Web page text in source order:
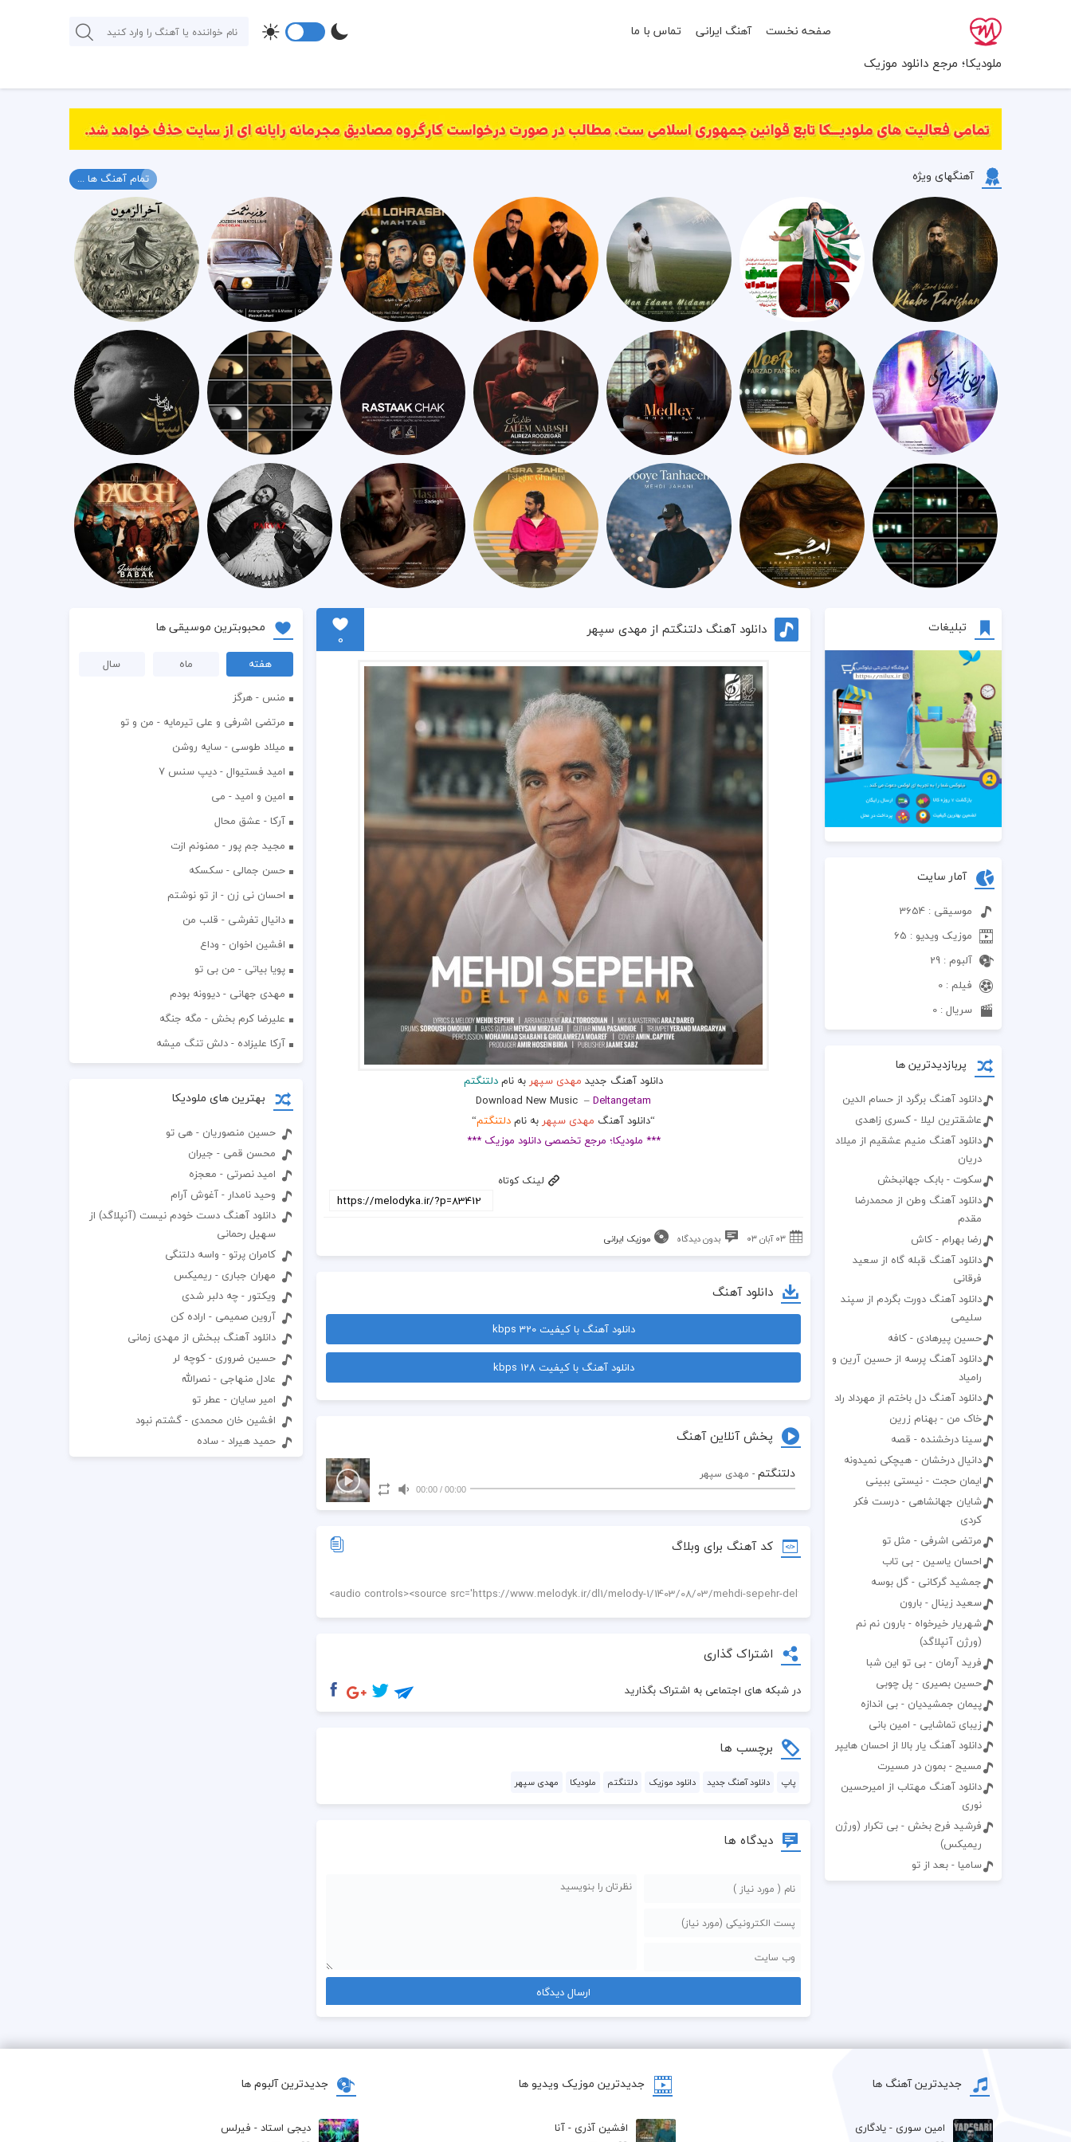
ملودیکا؛ مرجع دانلود موزیک
صفحه نخست آهنگ ایرانی تماس با ما
آهنگهای ویژه تمام آهنگ ها ...
تبلیغات
آمار سایت
موسیقی : 3654
موزیک ویدیو : 65
آلبوم : 29
فیلم : 0
سریال : 0
پربازدیدترین ها
دانلود آهنگ برگرد از حسام الدین
عاشقترین لیلا - کسری زاهدی
دانلود آهنگ منیم عشقیم از میلاد
دریان
سکوت - بابک جهانبخش
دانلود آهنگ وطن از محمدرضا
مقدم
رضا بهرام - کاش
دانلود آهنگ قبله گاه از سعید
فرقانی
دانلود آهنگ دورت بگردم از سپند
سلیمی
حسین پیرهادی - کافه
دانلود آهنگ پرسه از حسین آرین و
رامیاد
دانلود آهنگ دل باختم از مهرداد راد
خاک من - بهنام زرین
سینا درخشنده - قصه
دانیال درخشان - هیچکی نمیدونه
ایمان حجت - نیستی ببینی
شایان جهانشاهی - درست فکر
کردی
مرتضی اشرفی - مثل تو
احسان یاسین - بی تاب
جمشید گرکانی - گل بوسه
سعید زینال - بارون
شهریار خیرخواه - بارون نم نم
(ورژن آنپلاگد)
فرید آرمان - بی تو این شبا
حسین بصیری - پل چوبی
پیمان جمشیدیان - بی اندازه
زیبای تماشایی - امین بانی
دانلود آهنگ یار بالا از احسان هایپر
مسیح - بمون در مسیرت
دانلود آهنگ مهتاب از امیرحسین
نوری
فرشید فرح بخش - بی تکرار (ورژن
ریمیکس)
سامیا - بعد از تو
دانلود آهنگ دلتنگتم از مهدی سپهر
0
دانلود آهنگ جدید مهدی سپهر به نامدلتنگتم
Download New Music –Deltangetam
“دانلود آهنگ مهدی سپهر به نامدلتنگتم“
*** ملودیکا؛ مرجع تخصصی دانلود موزیک ***
لینک کوتاه
۰۳ آبان ۰۳ بدون دیدگاه موزیک ایرانی
دانلود آهنگ
دانلود آهنگ با کیفیت 320 kbps
دانلود آهنگ با کیفیت 128 kbps
پخش آنلاین آهنگ
دلتنگتم - مهدی سپهر
00:00
/
00:00
کد آهنگ برای وبلاگ
اشتراک گذاری
در شبکه های اجتماعی به اشتراک بگذارید
برچسب ها
پاپ دانلود آهنگ جدید دانلود موزیک دلتنگتم ملودیکا مهدی سپهر
دیدگاه ها
محبوبترین موسیقی ها
هفته ماه
سال
منس - هرگز
مرتضی اشرفی و علی تیرمایه - من و تو
میلاد طوسی - سایه روشن
اميد فستيوال - ديپ سنس ۷
امین و امید - می
آرکا - عشق محال
مجید جم پور - ممنونم ازت
حسن جمالی - سکسکه
احسان نی زن - از تو نوشتم
دانیال تفرشی - قلب من
افشين اخوان - وداع
پویا بیاتی - من بی تو
مهدی جهانی - دیوونه بودم
علیرضا کرم بخش - مگه جنگه
آرکا علیزاده - دلش تنگ میشه
بهترین های ملودیکا
حسین منصوریان - هی تو
محسن قمی - جیران
امید نصرتی - معجزه
وحید نامدار - آغوش آرام
دانلود آهنگ دست خودم نیست (آنپلاگد) از
سهیل رحمانی
کامران پرتو - واسه دلتنگی
مهران جباری - ریمیکس
ویکتور - چه دلبر شدی
آروین صمیمی - اراده کن
دانلود آهنگ ببخش از مهدی زمانی
حسین ضروری - کوچه لر
عادل منهاجی - نصرالله
امیر سایان - عطر تو
افشین خان محمدی - گشتم نبود
حمید هیراد - ساده
جدیدترین آهنگ ها
امین سوری - یادگاری
جدیدترین موزیک ویدیو ها
افشین آذری - آنا
جدیدترین آلبوم ها
دیجی استاد - فیرلس